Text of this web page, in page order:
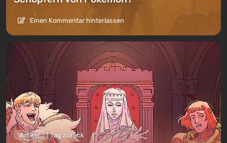
Einen Kommentar hinterlassen
Artikel 1 Tag zurück